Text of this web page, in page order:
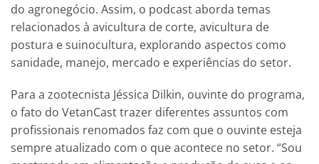
do agronegócio. Assim, o podcast aborda temas
relacionados à avicultura de corte, avicultura de
postura e suinocultura, explorando aspectos como
sanidade, manejo, mercado e experiências do setor.
Para a zootecnista Jéssica Dilkin, ouvinte do programa,
o fato do VetanCast trazer diferentes assuntos com
profissionais renomados faz com que o ouvinte esteja
sempre atualizado com o que acontece no setor. “Sou